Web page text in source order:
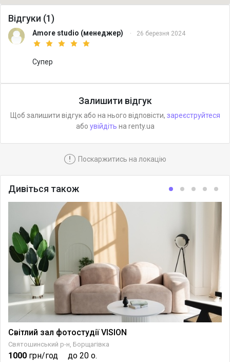
Відгуки (1)
Amore studio (менеджер) · 26 березня 2024
Супер
Залишити відгук
Щоб залишити відгук або на нього відповісти, зареєструйтеся
або увійдіть на renty.ua
! Поскаржитись на локацію
Дивіться також
Світлий зал фотостудії VISION
Святошинський р-н, Борщагівка
1000 грн/год до 20 о.